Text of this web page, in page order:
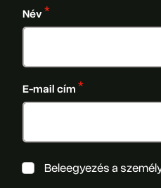
Név
E-mail cím
Beleegyezés a